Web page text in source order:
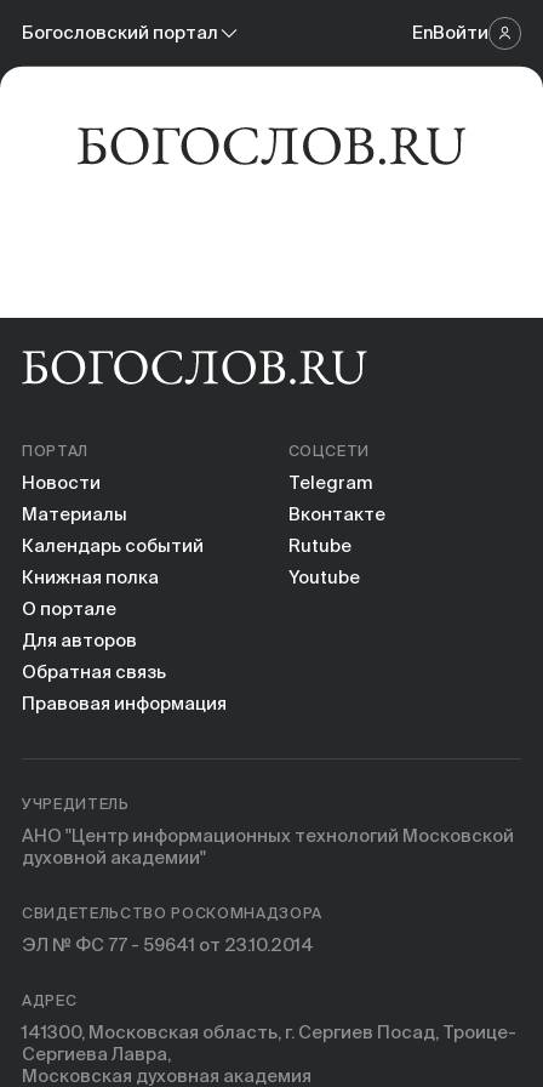
Богословский портал
Богословский портал
EnВойти
Новости
Научные инструменты
ПОРТАЛ
Новости
Материалы
Календарь событий
Книжная полка
О портале
Для авторов
Обратная связь
Правовая информация
СОЦСЕТИ
Telegram
Вконтакте
Rutube
Youtube
УЧРЕДИТЕЛЬ
АНО "Центр информационных технологий Московской
духовной академии"
СВИДЕТЕЛЬСТВО РОСКОМНАДЗОРА
ЭЛ № ФС 77 - 59641 от 23.10.2014
АДРЕС
141300, Московская область, г. Сергиев Посад, Троице-
Сергиева Лавра,
Московская духовная академия